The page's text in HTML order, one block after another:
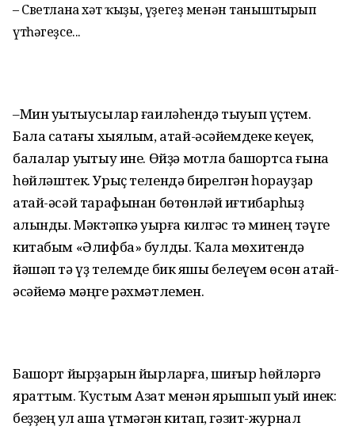
– Светлана Әхәт ҡыҙы, үҙегеҙ менән таныштырып
үтһәгеҙсе...
–Мин уҡытыусылар ғаиләһендә тыуып үҫтем.
Бала саҡтағы хыялым, атай-әсәйемдеке кеүек,
балалар уҡытыу ине. Өйҙә мотлаҡ башҡортса ғына
һөйләштек. Урыҫ телендә бирелгән һорауҙар
атай-әсәй тарафынан бөтөнләй иғтибарһыҙ
ҡалынды. Мәктәпкә уҡырға килгәс тә минең тәүге
китабым «Әлифба» булды. Ҡала мөхитендә
йәшәп тә үҙ телемде бик яҡшы белеүем өсөн атай-
әсәйемә мәңге рәхмәтлемен.
Башҡорт йырҙарын йырларға, шиғыр һөйләргә
яраттым. Ҡус­тым Азат менән ярышып уҡый инек:
беҙҙең ҡул аша үтмәгән китап, гәзит-журнал